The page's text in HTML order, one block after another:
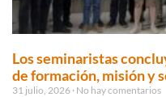
Los seminaristas
de formación, misión y
31 julio, 2026 No hay comentarios